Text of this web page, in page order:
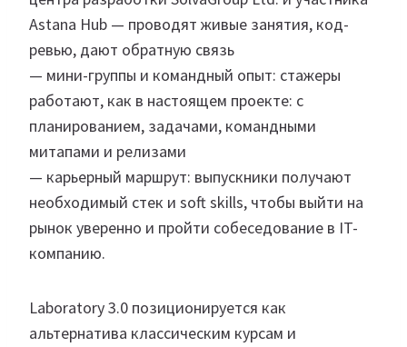
Astana Hub — проводят живые занятия, код-
ревью, дают обратную связь
— мини-группы и командный опыт: стажеры
работают, как в настоящем проекте: с
планированием, задачами, командными
митапами и релизами
— карьерный маршрут: выпускники получают
необходимый стек и soft skills, чтобы выйти на
рынок уверенно и пройти собеседование в IT-
компанию.
Laboratory 3.0 позиционируется как
альтернатива классическим курсам и